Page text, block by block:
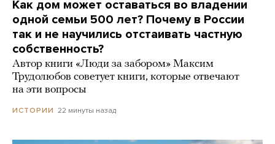
Как дом может оставаться во владении
одной семьи 500 лет? Почему в России
так и не научились отстаивать частную
собственность?
Автор книги «Люди за забором» Максим
Трудолюбов советует книги, которые отвечают
на эти вопросы
ИСТОРИИ 22 минуты назад